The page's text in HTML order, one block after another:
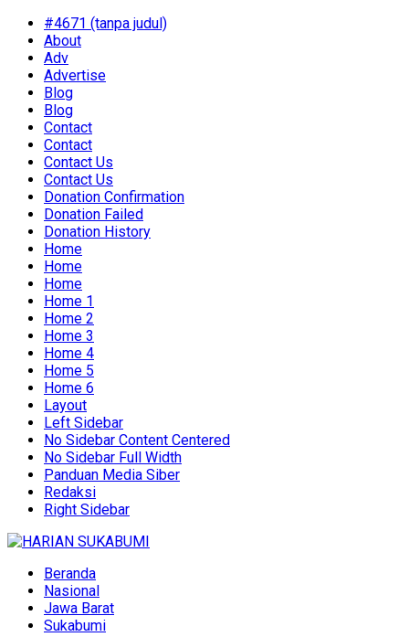
#4671 (tanpa judul)
About
Adv
Advertise
Blog
Blog
Contact
Contact
Contact Us
Contact Us
Donation Confirmation
Donation Failed
Donation History
Home
Home
Home
Home 1
Home 2
Home 3
Home 4
Home 5
Home 6
Layout
Left Sidebar
No Sidebar Content Centered
No Sidebar Full Width
Panduan Media Siber
Redaksi
Right Sidebar
Beranda
Nasional
Jawa Barat
Sukabumi